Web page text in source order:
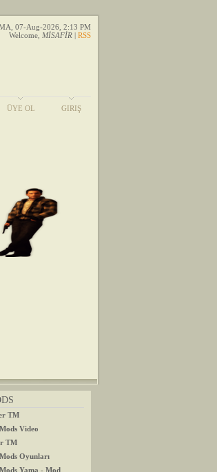
07-Aug-2026, 2:13 PM
Welcome MİSAFİR | RSS
ÜYE OL GIRIŞ
TM
Video
TM
Oyunları
Yama - Mod